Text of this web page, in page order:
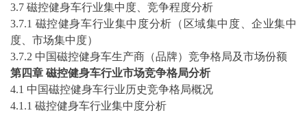
3.7 磁控健身车行业集中度、竞争程度分析
3.7.1 磁控健身车行业集中度分析（区域集中度、企业集中
度、市场集中度）
3.7.2 中国磁控健身车生产商（品牌）竞争格局及市场份额
第四章 磁控健身车行业市场竞争格局分析
4.1 中国磁控健身车行业历史竞争格局概况
4.1.1 磁控健身车行业集中度分析